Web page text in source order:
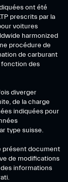
ont été
prescrits par la
voitures
harmonized
procédure de
de carburant
fonction des
diverger
de la charge
indiquées pour
type suisse.
présent document
de modifications
informations